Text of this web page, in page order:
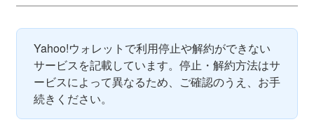
Yahoo!ウォレットで利用停止や解約ができない
サービスを記載しています。停止・解約方法はサ
ービスによって異なるため、ご確認のうえ、お手
続きください。